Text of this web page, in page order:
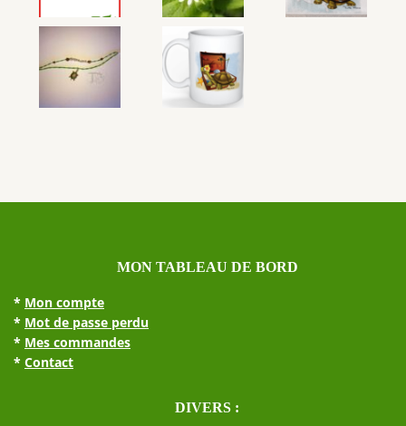
MON TABLEAU DE BORD
* Mon compte
* Mot de passe perdu
* Mes commandes
* Contact
DIVERS :